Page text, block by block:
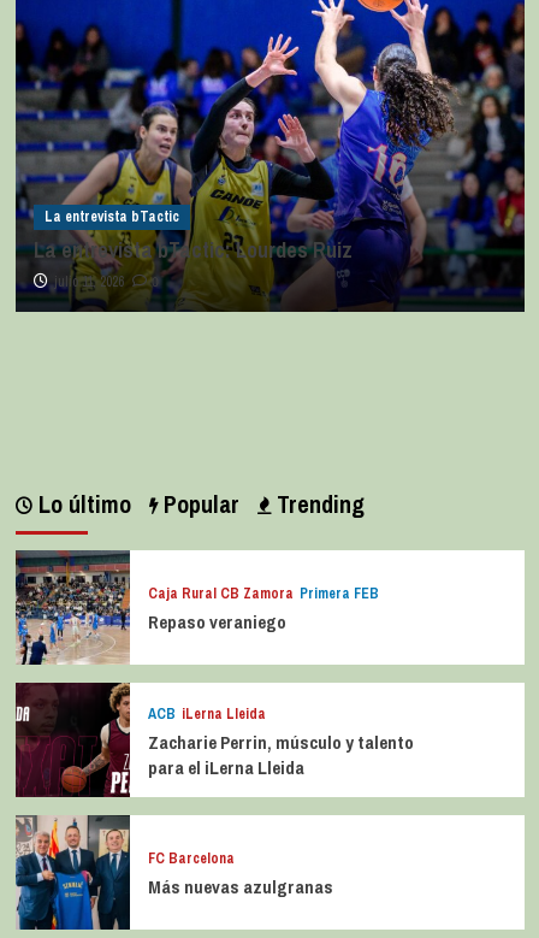
La entrevista bTactic
La entrevista bTactic: Lourdes Ruiz
julio 11, 2026 0
Lo último Popular Trending
Caja Rural CB Zamora Primera FEB
Repaso veraniego
ACB iLerna Lleida
Zacharie Perrin, músculo y talento
para el iLerna Lleida
FC Barcelona
Más nuevas azulgranas